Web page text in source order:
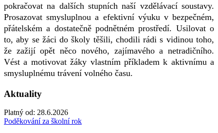
pokračovat na dalších stupních naší vzdělávací soustavy.
Prosazovat smysluplnou a efektivní výuku v bezpečném,
přátelském a dostatečně podnětném prostředí. Usilovat o
to, aby se žáci do školy těšili, chodili rádi s vidinou toho,
že zažijí opět něco nového, zajímavého a netradičního.
Vést a motivovat žáky vlastním příkladem k aktivnímu a
smysluplnému trávení volného času.
Aktuality
Platný od: 28.6.2026
Poděkování za školní rok